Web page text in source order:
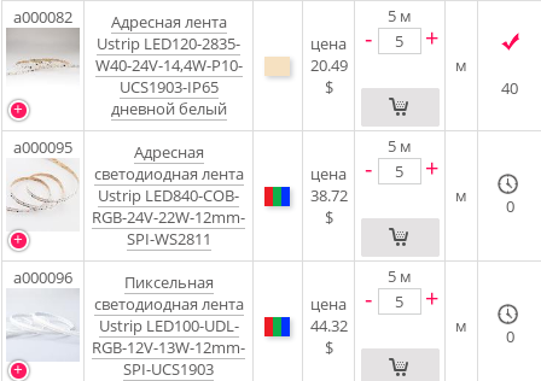
a000082
Адресная лента
Ustrip LED120-2835-
W40-24V-14,4W-P10-
UCS1903-IP65
дневной белый
цена
20.49
$
5 м
- +
м
40
a000095
Адресная
светодиодная лента
Ustrip LED840-COB-
RGB-24V-22W-12mm-
SPI-WS2811
цена
38.72
$
5 м
- +
м 0
a000096
Пиксельная
светодиодная лента
Ustrip LED100-UDL-
RGB-12V-13W-12mm-
SPI-UCS1903
цена
44.32
$
5 м
- +
м 0